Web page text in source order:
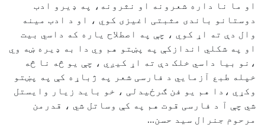
او ما نا داره شعرونه او نثرونه، په ډیرو ادب
دوستانو باندی مثبتی اغیزی کوي ، او د ادب مینه
وال دې ته اړ کوي ، چې په اصطلاح یاره که داسي بیت
او په شکلي اندازکې په پښتو هم وي دا به ډیره ښه وي
،نو بیا داسي خلک دې ته اړ کیږي ، چې یو څه نا څه
خپله طبع آزمایي د فارسی شعر په ژباړه کې په پښتو
وکړي ،دا هم یو فن ګرځیدلی ، خو باید زیار وایستل
شي چې آ د فارسی قوت هم په کې وساتل شي ، قدرمن
مرحوم جنرال سید حسن...